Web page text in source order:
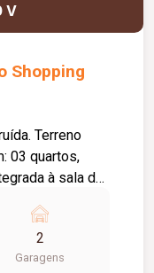
V
Shopping
à sala de
final de
ideal para
2
Garagens